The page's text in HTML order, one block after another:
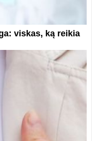
viskas, ką reikia